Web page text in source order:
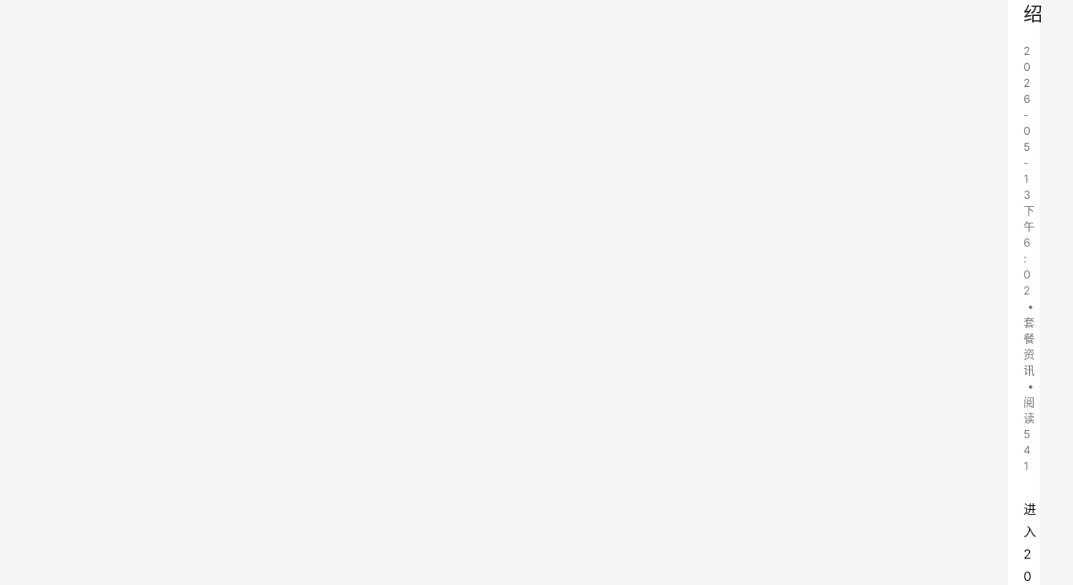
绍
2
0
2
6
-
0
5
-
1
3
下
午
6
:
0
2
•
套
餐
资
讯
•
阅
读
5
4
1
进
入
2
0